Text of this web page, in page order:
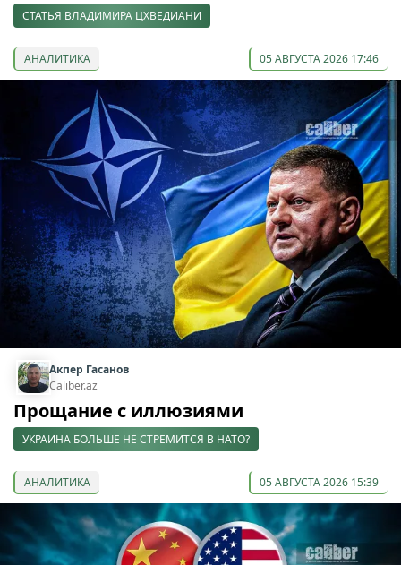
СТАТЬЯ ВЛАДИМИРА ЦХВЕДИАНИ
АНАЛИТИКА 05 АВГУСТА 2026 17:46
Акпер Гасанов
Caliber.az
Прощание с иллюзиями
УКРАИНА БОЛЬШЕ НЕ СТРЕМИТСЯ В НАТО?
АНАЛИТИКА 05 АВГУСТА 2026 15:39